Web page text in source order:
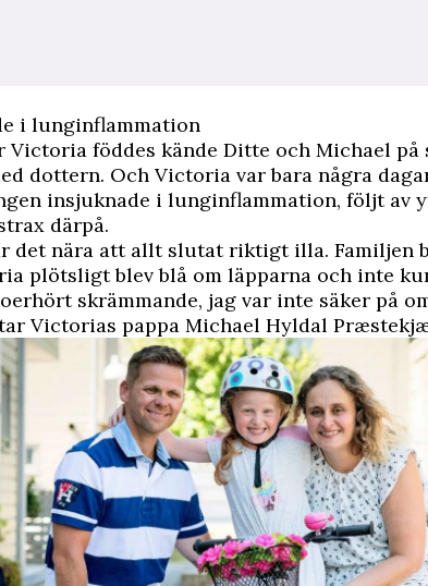
i lunginflammation
Victoria föddes kände Ditte och Michael
dottern. Och Victoria var bara några
insjuknade i lunginflammation, följt av
därpå.
det nära att allt slutat riktigt illa. Familjen
plötsligt blev blå om läpparna och inte
skrämmande, jag var inte säker på
Victorias pappa Michael Hyldal